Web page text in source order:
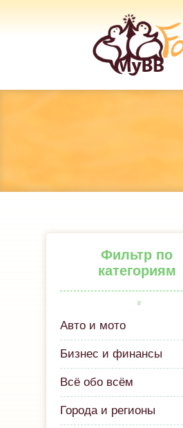
Фильтр по
категориям
Авто и мото
Бизнес и финансы
Всё обо всём
Города и регионы